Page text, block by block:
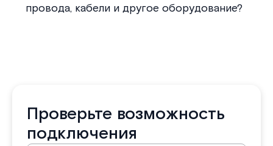
провода, кабели и другое оборудование?
Проверьте возможность
подключения